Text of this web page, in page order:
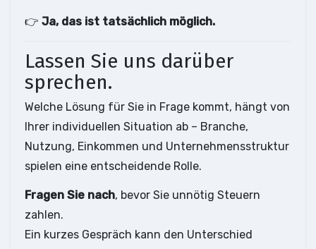
👉 Ja, das ist tatsächlich möglich.
Lassen Sie uns darüber
sprechen.
Welche Lösung für Sie in Frage kommt, hängt von
Ihrer individuellen Situation ab – Branche,
Nutzung, Einkommen und Unternehmensstruktur
spielen eine entscheidende Rolle.
Fragen Sie nach, bevor Sie unnötig Steuern
zahlen.
Ein kurzes Gespräch kann den Unterschied